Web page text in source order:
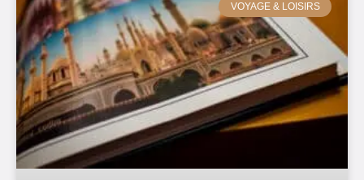
VOYAGE & LOISIRS